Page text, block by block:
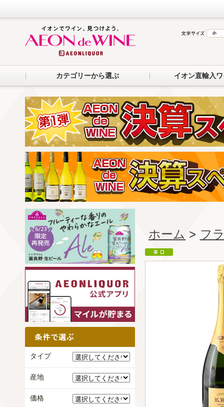
カテゴリーから選ぶ イオン直輸入
ホーム > フ
タイプ
産地
価格